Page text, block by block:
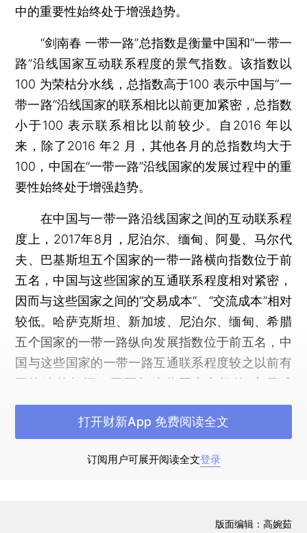
中的重要性始终处于增强趋势。
“剑南春 一带一路”总指数是衡量中国和“一带一
路”沿线国家互动联系程度的景气指数。该指数以
100 为荣枯分水线，总指数高于100 表示中国与“一
带一路”沿线国家的联系相比以前更加紧密，总指数
小于100 表示联系相比以前较少。自2016 年以
来，除了2016 年2 月，其他各月的总指数均大于
100，中国在“一带一路”沿线国家的发展过程中的重
要性始终处于增强趋势。
在中国与一带一路沿线国家之间的互动联系程
度上，2017年8月，尼泊尔、缅甸、阿曼、马尔代
夫、巴基斯坦五个国家的一带一路横向指数位于前
五名，中国与这些国家的互通联系程度相对紧密，
因而与这些国家之间的“交易成本”、“交流成本”相对
较低。哈萨克斯坦、新加坡、尼泊尔、缅甸、希腊
五个国家的一带一路纵向发展指数位于前五名，中
国与这些国家的一带一路互通联系程度较之以前有
更快速的加深，因而与这些国家之间的“交易成
本”、“交流成本”降低得相对更快。
订阅用户可展开阅读全文登录
打开财新App 免费阅读全文
版面编辑：高婉茹